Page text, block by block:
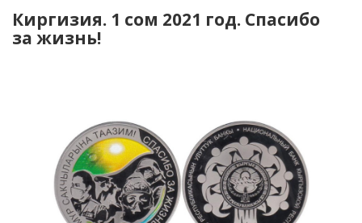
Киргизия. 1 сом 2021 год. Спасибо
за жизнь!